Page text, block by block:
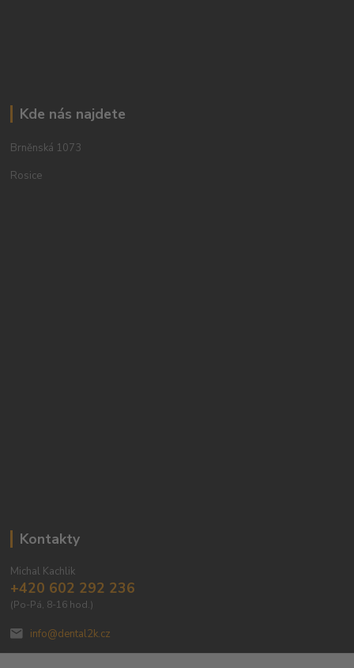
Kde nás najdete
Brněnská 1073
Rosice
Kontakty
Michal Kachlik
+420 602 292 236
(Po-Pá, 8-16 hod.)
info@dental2k.cz